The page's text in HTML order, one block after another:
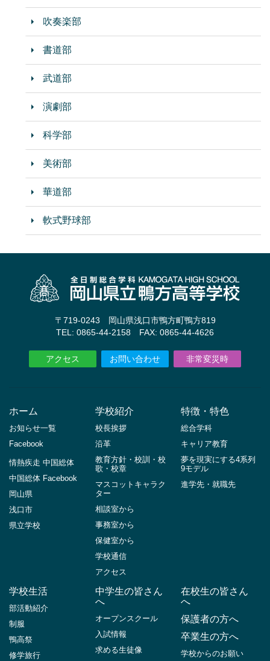
吹奏楽部
書道部
武道部
演劇部
科学部
美術部
華道部
軟式野球部
〒719-0243 岡山県浅口市鴨方町鴨方819
TEL: 0865-44-2158 FAX: 0865-44-4626
アクセス お問い合わせ 非常変災時
ホーム
お知らせ一覧
Facebook
情熱疾走 中国総体
中国総体 Facebook
岡山県
浅口市
県立学校
学校紹介
校長挨拶
沿革
教育方針・校訓・校
歌・校章
マスコットキャラク
ター
相談室から
事務室から
保健室から
学校通信
アクセス
特徴・特色
総合学科
キャリア教育
夢を現実にする4系列
9モデル
進学先・就職先
学校生活
部活動紹介
制服
鴨高祭
修学旅行
中学生の皆さん
へ
オープンスクール
入試情報
求める生徒像
在校生の皆さん
へ
保護者の方へ
卒業生の方へ
学校からのお願い